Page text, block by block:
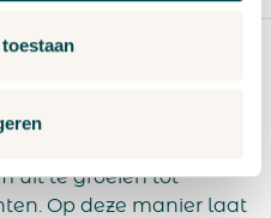
een duurzaam
uit te groeien tot
Op deze manier laat